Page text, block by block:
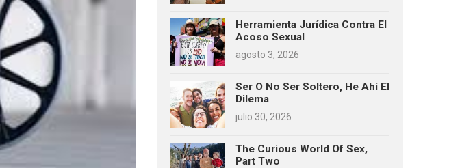
Herramienta Jurídica Contra El
Acoso Sexual
agosto 3, 2026
Ser O No Ser Soltero, He Ahí El
Dilema
julio 30, 2026
The Curious World Of Sex,
Part Two